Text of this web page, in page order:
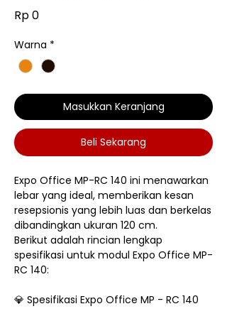
Rp 0Harga
Warna *
Masukkan Keranjang
Beli Sekarang
Expo Office MP-RC 140 ini menawarkan
lebar yang ideal, memberikan kesan
resepsionis yang lebih luas dan berkelas
dibandingkan ukuran 120 cm.
Berikut adalah rincian lengkap
spesifikasi untuk modul Expo Office MP-
RC 140:
💎 Spesifikasi Expo Office MP - RC 140